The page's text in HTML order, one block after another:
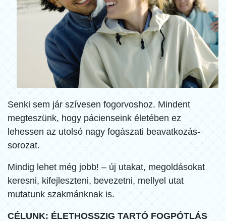
Senki sem jár szívesen fogorvoshoz. Mindent
megteszünk, hogy pácienseink életében ez
lehessen az utolsó nagy fogászati beavatkozás-
sorozat.
Mindig lehet még jobb! – új utakat, megoldásokat
keresni, kifejleszteni, bevezetni, mellyel utat
mutatunk szakmánknak is.
CÉLUNK: ÉLETHOSSZIG TARTÓ FOGPÓTLÁS